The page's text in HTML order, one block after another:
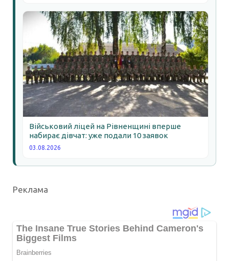
Військовий ліцей на Рівненщині вперше
набирає дівчат: уже подали 10 заявок
03.08.2026
Реклама